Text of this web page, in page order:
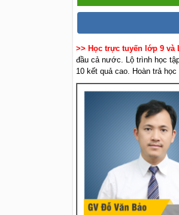
>> Học trực tuyến lớp 9 và
đầu cả nước. Lộ trình học
10 kết quả cao. Hoàn trả